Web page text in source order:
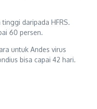
daripada HFRS.
60 persen.
untuk Andes virus
bisa capai 42 hari.